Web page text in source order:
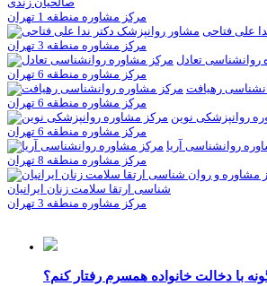
مرکز مشاوره منطقه 1 تهران
علی فتاحی
مرکز مشاوره منطقه 3 تهران
روانشناسی تعادل
مرکز مشاوره منطقه 6 تهران
رهيافت
مرکز مشاوره منطقه 6 تهران
روانپزشکی نوین
مرکز مشاوره منطقه 6 تهران
روانشناسی آريا
مرکز مشاوره منطقه 8 تهران
شناسی ارتقا سلامت زنان ایرانیان
مرکز مشاوره منطقه 3 تهران
با دخالت خانواده همسرم رفتار کنم؟